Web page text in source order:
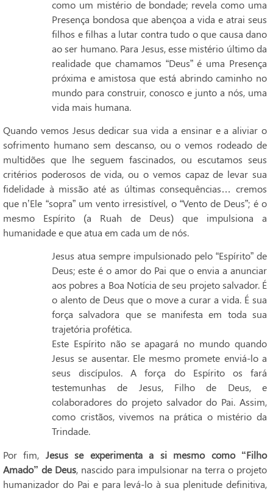
como um mistério de bondade; revela como uma
Presença bondosa que abençoa a vida e atrai seus
filhos e filhas a lutar contra tudo o que causa dano
ao ser humano. Para Jesus, esse mistério último da
realidade que chamamos “Deus” é uma Presença
próxima e amistosa que está abrindo caminho no
mundo para construir, conosco e junto a nós, uma
vida mais humana.
Quando vemos Jesus dedicar sua vida a ensinar e a aliviar o
sofrimento humano sem descanso, ou o vemos rodeado de
multidões que lhe seguem fascinados, ou escutamos seus
critérios poderosos de vida, ou o vemos capaz de levar sua
fidelidade à missão até as últimas consequências… cremos
que n’Ele “sopra” um vento irresistível, o “Vento de Deus”; é o
mesmo Espírito (a Ruah de Deus) que impulsiona a
humanidade e que atua em cada um de nós.
Jesus atua sempre impulsionado pelo “Espírito” de
Deus; este é o amor do Pai que o envia a anunciar
aos pobres a Boa Notícia de seu projeto salvador. É
o alento de Deus que o move a curar a vida. É sua
força salvadora que se manifesta em toda sua
trajetória profética.
Este Espírito não se apagará no mundo quando
Jesus se ausentar. Ele mesmo promete enviá-lo a
seus discípulos. A força do Espírito os fará
testemunhas de Jesus, Filho de Deus, e
colaboradores do projeto salvador do Pai. Assim,
como cristãos, vivemos na prática o mistério da
Trindade.
Por fim, Jesus se experimenta a si mesmo como “Filho
Amado” de Deus, nascido para impulsionar na terra o projeto
humanizador do Pai e para levá-lo à sua plenitude definitiva,